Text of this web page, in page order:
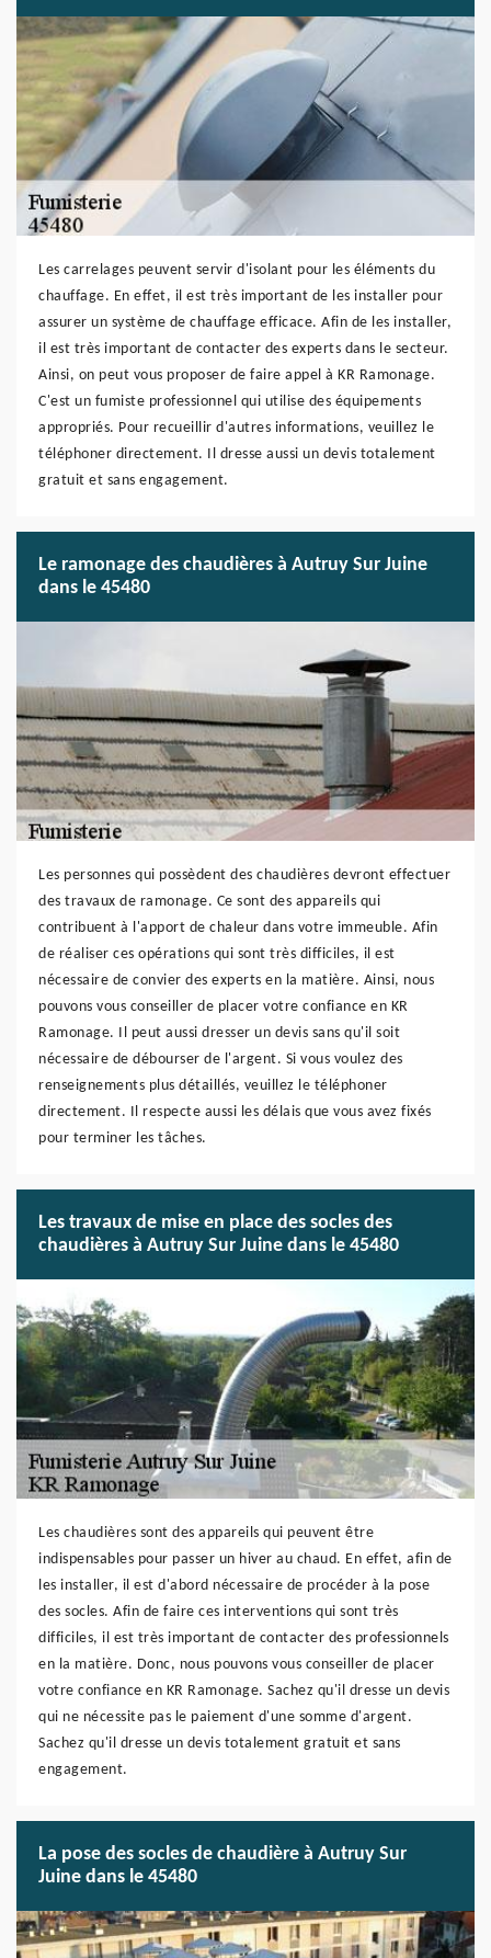
Les carrelages peuvent servir d'isolant pour les éléments du
chauffage. En effet, il est très important de les installer pour
assurer un système de chauffage efficace. Afin de les installer,
il est très important de contacter des experts dans le secteur.
Ainsi, on peut vous proposer de faire appel à KR Ramonage.
C'est un fumiste professionnel qui utilise des équipements
appropriés. Pour recueillir d'autres informations, veuillez le
téléphoner directement. Il dresse aussi un devis totalement
gratuit et sans engagement.
Le ramonage des chaudières à Autruy Sur Juine
dans le 45480
Les personnes qui possèdent des chaudières devront effectuer
des travaux de ramonage. Ce sont des appareils qui
contribuent à l'apport de chaleur dans votre immeuble. Afin
de réaliser ces opérations qui sont très difficiles, il est
nécessaire de convier des experts en la matière. Ainsi, nous
pouvons vous conseiller de placer votre confiance en KR
Ramonage. Il peut aussi dresser un devis sans qu'il soit
nécessaire de débourser de l'argent. Si vous voulez des
renseignements plus détaillés, veuillez le téléphoner
directement. Il respecte aussi les délais que vous avez fixés
pour terminer les tâches.
Les travaux de mise en place des socles des
chaudières à Autruy Sur Juine dans le 45480
Les chaudières sont des appareils qui peuvent être
indispensables pour passer un hiver au chaud. En effet, afin de
les installer, il est d'abord nécessaire de procéder à la pose
des socles. Afin de faire ces interventions qui sont très
difficiles, il est très important de contacter des professionnels
en la matière. Donc, nous pouvons vous conseiller de placer
votre confiance en KR Ramonage. Sachez qu'il dresse un devis
qui ne nécessite pas le paiement d'une somme d'argent.
Sachez qu'il dresse un devis totalement gratuit et sans
engagement.
La pose des socles de chaudière à Autruy Sur
Juine dans le 45480